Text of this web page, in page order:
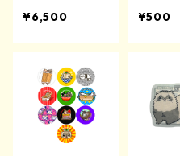
¥6,500
¥500